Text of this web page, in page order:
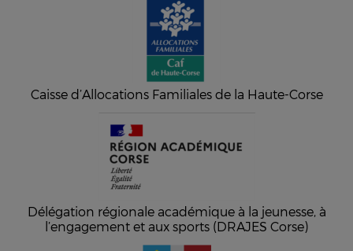
Caisse d’Allocations Familiales de la Haute-Corse
Délégation régionale académique à la jeunesse, à
l’engagement et aux sports (DRAJES Corse)